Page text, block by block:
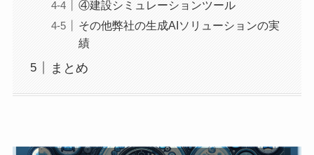
④建設シミュレーションツール
その他弊社の生成AIソリューションの実
績
まとめ